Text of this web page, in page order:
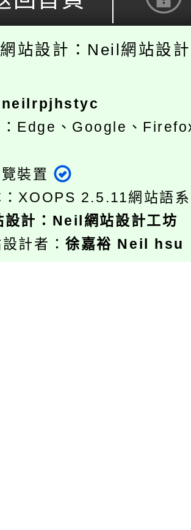
網站設計：Neil網站設
neilrpjhstyc
：Edge、Google、
裝置
XOOPS 2.5.11網站語
設計 ： Neil網站設計工坊
計者：徐嘉裕 Neil hsu